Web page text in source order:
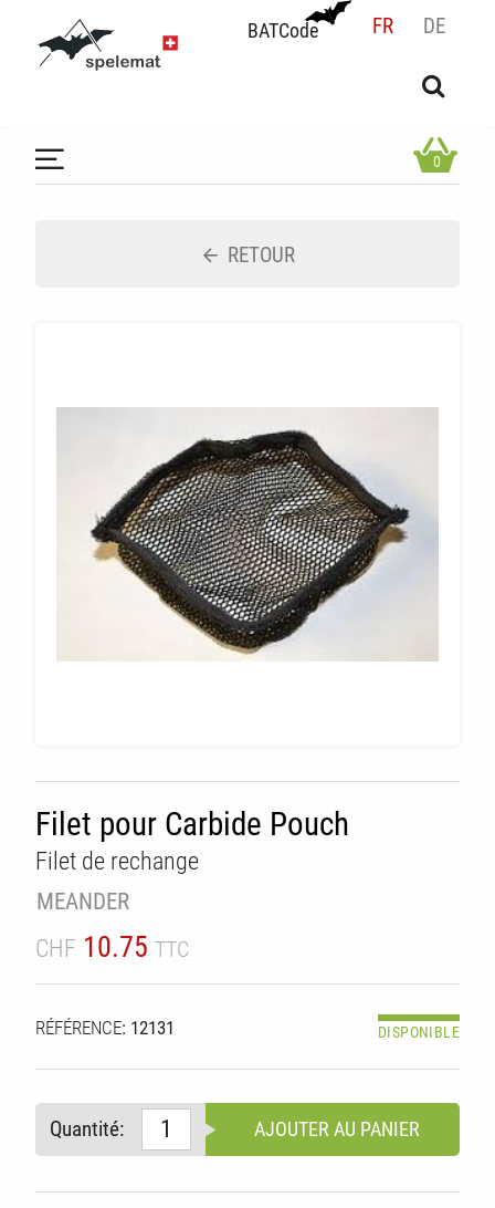
BATCode FR DE
BATCode
OK
0
RETOUR
Filet pour Carbide Pouch
Filet de rechange
MEANDER
CHF 10.75 TTC
RÉFÉRENCE: 12131 DISPONIBLE
Quantité: AJOUTER AU PANIER